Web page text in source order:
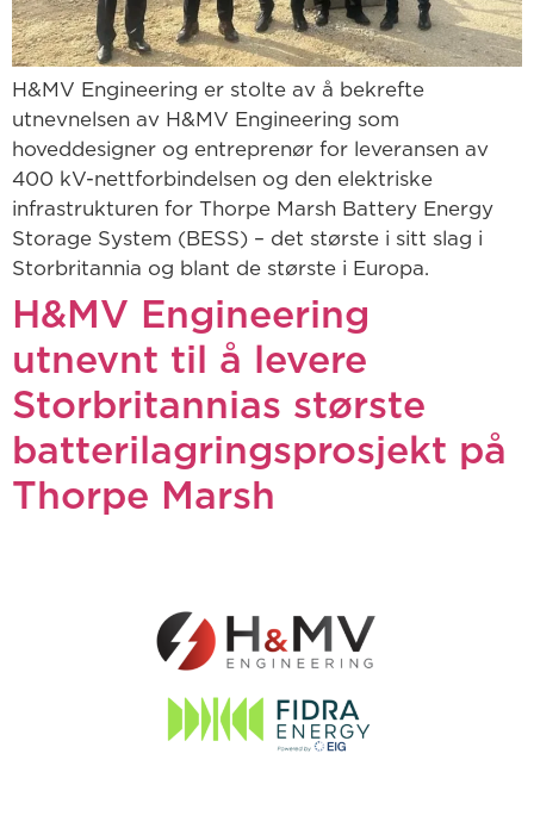
H&MV Engineering er stolte av å bekrefte
utnevnelsen av H&MV Engineering som
hoveddesigner og entreprenør for leveransen av
400 kV-nettforbindelsen og den elektriske
infrastrukturen for Thorpe Marsh Battery Energy
Storage System (BESS) – det største i sitt slag i
Storbritannia og blant de største i Europa.
H&MV Engineering
utnevnt til å levere
Storbritannias største
batterilagringsprosjekt på
Thorpe Marsh